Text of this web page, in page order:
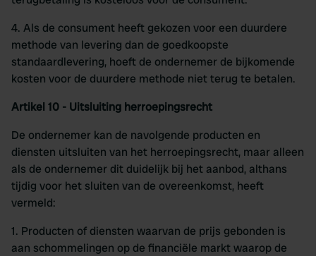
4. Als de consument heeft gekozen voor een duurdere
methode van levering dan de goedkoopste
standaardlevering, hoeft de ondernemer de bijkomende
kosten voor de duurdere methode niet terug te betalen.
Artikel 10 - Uitsluiting herroepingsrecht
De ondernemer kan de navolgende producten en
diensten uitsluiten van het herroepingsrecht, maar alleen
als de ondernemer dit duidelijk bij het aanbod, althans
tijdig voor het sluiten van de overeenkomst, heeft
vermeld:
1. Producten of diensten waarvan de prijs gebonden is
aan schommelingen op de financiële markt waarop de